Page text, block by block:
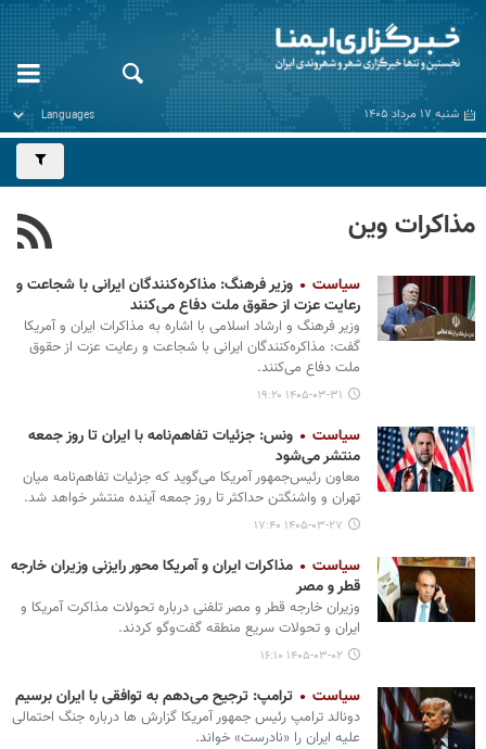
شنبه ۱۷ مرداد ۱۴۰۵
مذاکرات وین
سیاست
وزیر فرهنگ: مذاکره‌کنندگان ایرانی با شجاعت و
رعایت عزت از حقوق ملت دفاع می‌کنند
وزیر فرهنگ و ارشاد اسلامی با اشاره به مذاکرات ایران و آمریکا
گفت: مذاکره‌کنندگان ایرانی با شجاعت و رعایت عزت از حقوق
ملت دفاع می‌کنند.
۱۴۰۵-۰۳-۳۱ ۱۹:۲۰
سیاست
ونس: جزئیات تفاهم‌نامه با ایران تا روز جمعه
منتشر می‌شود
معاون رئیس‌جمهور آمریکا می‌گوید که جزئیات تفاهم‌نامه میان
تهران و واشنگتن حداکثر تا روز جمعه آینده منتشر خواهد شد.
۱۴۰۵-۰۳-۲۷ ۱۷:۴۰
سیاست
مذاکرات ایران و آمریکا محور رایزنی وزیران خارجه
قطر و مصر
وزیران خارجه قطر و مصر تلفنی درباره تحولات مذاکرت آمریکا و
ایران و تحولات سریع منطقه گفت‌وگو کردند.
۱۴۰۵-۰۳-۰۲ ۱۶:۱۰
سیاست ترامپ: ترجیح می‌دهم به توافقی با ایران برسیم
دونالد ترامپ رئیس جمهور آمریکا گزارش ها درباره جنگ احتمالی
علیه ایران را «نادرست» خواند.